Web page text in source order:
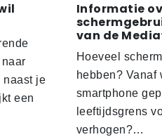
naast je
een
Informatie
van de
Hoeveel
hebben?
smartphone
leeftijdsgrens
verhogen?…